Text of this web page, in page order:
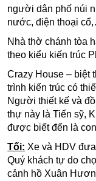
người dân phố núi
nước, điện thoại
Nhà thờ chánh tòa
theo kiểu kiến trúc
Crazy House – biệt
trình kiến trúc có
Người thiết kế và
thự này là Tiến sỹ,
được biết đến là
Tối: Xe và HDV
Quý khách tự do
cảnh hồ Xuân